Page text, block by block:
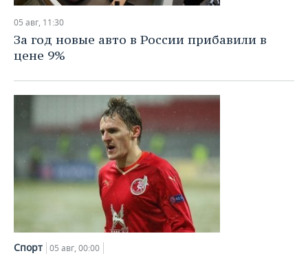
05 авг, 11:30
За год новые авто в России прибавили в
цене 9%
Спорт 05 авг, 00:00